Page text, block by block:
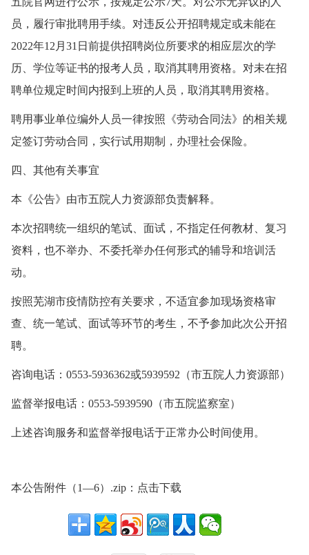
员，履行审批聘用手续。对违反公开招聘规定或未能在
2022年12月31日前提供招聘岗位所要求的相应层次的学
历、学位等证书的报考人员，取消其聘用资格。对未在招
聘单位规定时间内报到上班的人员，取消其聘用资格。
聘用事业单位编外人员一律按照《劳动合同法》的相关规
定签订劳动合同，实行试用期制，办理社会保险。
四、其他有关事宜
本《公告》由市五院人力资源部负责解释。
本次招聘统一组织的笔试、面试，不指定任何教材、复习
资料，也不举办、不委托举办任何形式的辅导和培训活
动。
按照芜湖市疫情防控有关要求，不适宜参加现场资格审
查、统一笔试、面试等环节的考生，不予参加此次公开招
聘。
咨询电话：0553-5936362或5939592（市五院人力资源部）
监督举报电话：0553-5939590（市五院监察室）
上述咨询服务和监督举报电话于正常办公时间使用。
本公告附件（1—6）.zip ：点击下载